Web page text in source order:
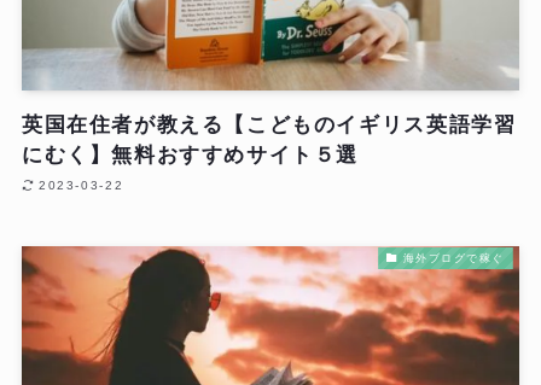
英国在住者が教える【こどものイギリス英語学習
にむく】無料おすすめサイト５選
2023-03-22
海外ブログで稼ぐ